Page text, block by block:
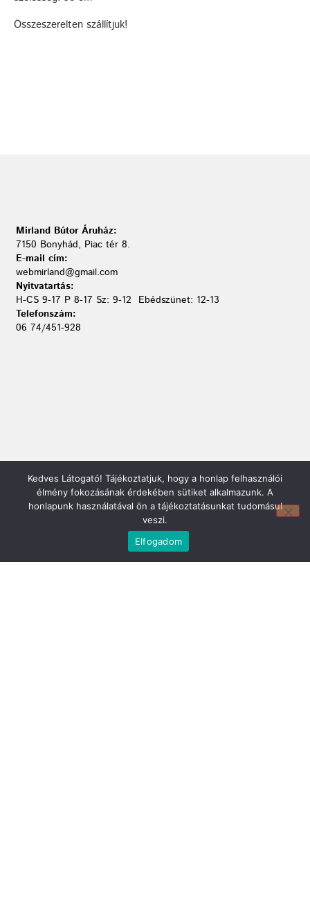
Összeszerelten szállítjuk!
Mirland Lakberendezési Áruház:
7100 Szekszárd, Fáy András u. 29
H-P 9-17:30 Sz: 9-12
Mirland Bútor Áruház:
7150 Bonyhád, Piac tér 8.
E-mail cím:
webmirland@gmail.com
Nyitvatartás:
H-CS 9-17 P 8-17 Sz: 9-12 Ebédszünet: 12-13
Telefonszám:
06 74/451-928
Kedves Látogató! Tájékoztatjuk, hogy a honlap felhasználói
élmény fokozásának érdekében sütiket alkalmazunk. A
honlapunk használatával ön a tájékoztatásunkat tudomásul
veszi.
Elfogadom